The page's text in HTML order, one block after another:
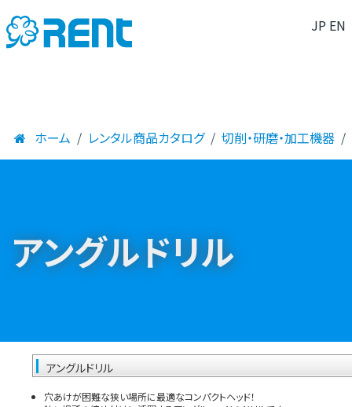
JP EN
ホーム レンタル商品カタログ 切削・研磨・加工機器
アングルドリル
アングルドリル
穴あけが困難な狭い場所に最適なコンパクトヘッド！